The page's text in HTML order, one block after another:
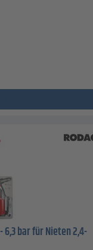
6,3 bar für Nieten 2,4-